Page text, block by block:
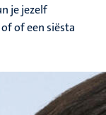
je jezelf
of een siësta